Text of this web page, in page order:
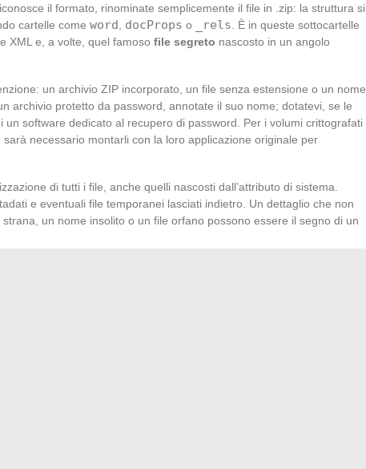
il formato, rinominate semplicemente il file in .zip: la struttura si
cartelle come word docProps o _rels . È in queste sottocartelle
XML e, a volte, quel famoso file segreto nascosto in un angolo
un archivio ZIP incorporato, un file senza estensione o un nome
archivio protetto da password, annotate il suo nome; dotatevi, se le
un software dedicato al recupero di password. Per i volumi crittografati
sarà necessario montarli con la loro applicazione originale per
di tutti i file, anche quelli nascosti dall’attributo di sistema.
e eventuali file temporanei lasciati indietro. Un dettaglio che non
un nome insolito o un file orfano possono essere il segno di un